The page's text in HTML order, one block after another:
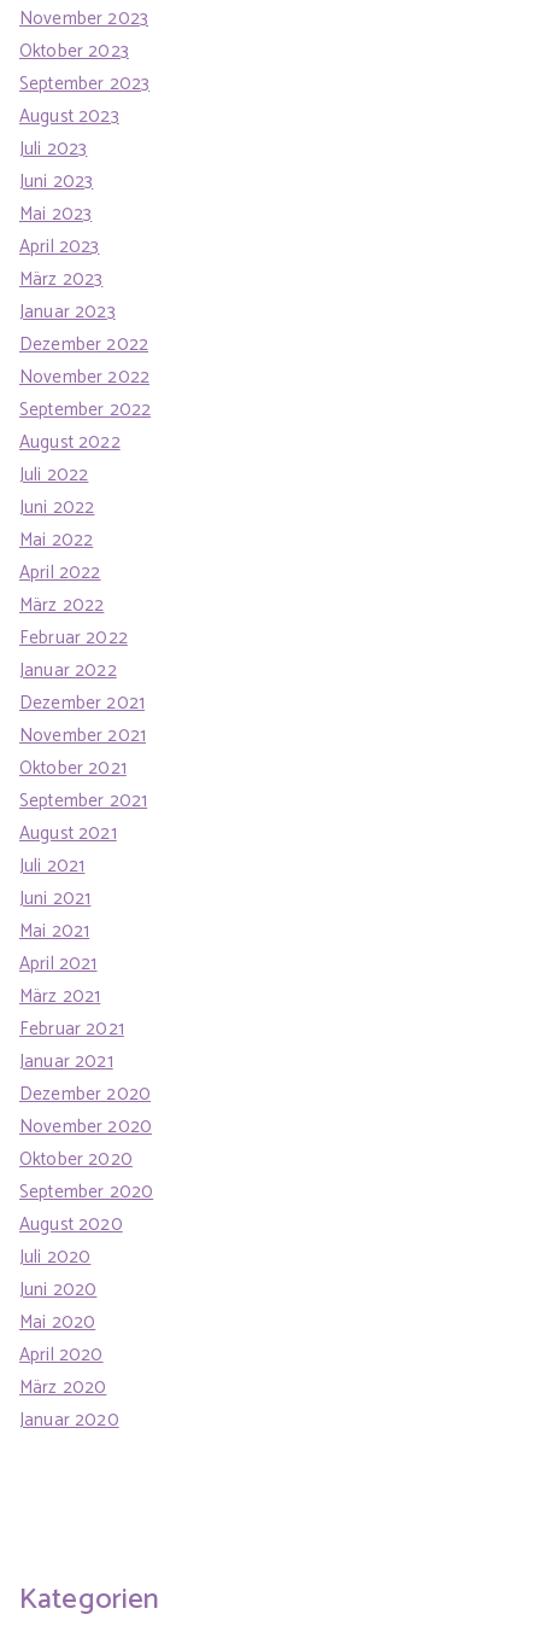
November 2023
Oktober 2023
September 2023
August 2023
Juli 2023
Juni 2023
Mai 2023
April 2023
März 2023
Januar 2023
Dezember 2022
November 2022
September 2022
August 2022
Juli 2022
Juni 2022
Mai 2022
April 2022
März 2022
Februar 2022
Januar 2022
Dezember 2021
November 2021
Oktober 2021
September 2021
August 2021
Juli 2021
Juni 2021
Mai 2021
April 2021
März 2021
Februar 2021
Januar 2021
Dezember 2020
November 2020
Oktober 2020
September 2020
August 2020
Juli 2020
Juni 2020
Mai 2020
April 2020
März 2020
Januar 2020
Kategorien